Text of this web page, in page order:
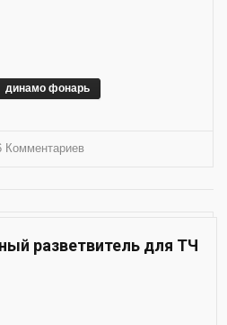
динамо фонарь
Комментариев
разветвитель для ТЧ